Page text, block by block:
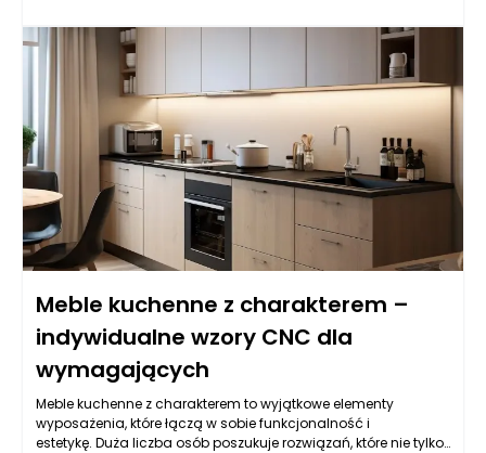
trwałość oraz funkcjonalność mebli. Frezowanie CNC
zapewnia precyzyjne formowanie krawędzi, kształtów oraz
detali w sposób, który trudno osiągnąć przy użyciu
tradycyjnych metod obróbczych. Dzięki temu, oszałamiające
efekty wizualne, a także gładkość i równość powierzchni, są w
zasięgu ręki każdego producenta frontów kuchennych.
Meble kuchenne z charakterem –
indywidualne wzory CNC dla
wymagających
Meble kuchenne z charakterem to wyjątkowe elementy
wyposażenia, które łączą w sobie funkcjonalność i
estetykę. Duża liczba osób poszukuje rozwiązań, które nie tylko